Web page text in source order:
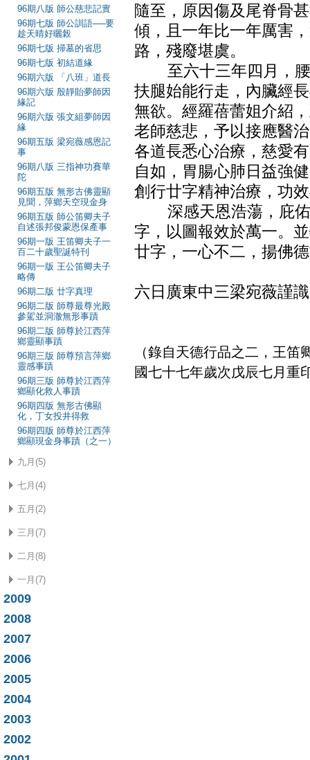
96期八版 師公慈悲記實
96期七版 師公訓語──要
趁天晴好曬榖
96期七版 掃墓的省思
96期七版 初結道緣
96期六版 「八班」道長
96期六版 殷靜貽夢師因
緣記
96期六版 張文組夢師因
緣
96期五版 梁宛薇感恩記
事
96期八版 三指神功賽華
陀
96期五版 無形古佛靈顯
見聞，萍鄉天空現金身
96期五版 師公笛卿夫子
自述張邦俊蒙恩保產事
96期一版 王笛卿夫子一
百二十歲聖誕特刊
96期一版 王公笛卿夫子
略傳
96期二版 廿字真理
96期二版 師尊最尊光殿
參駕並洞澈無形事蹟
96期二版 師尊於江西萍
鄉靈顯事蹟
96期三版 師尊預言萍鄉
靈感事蹟
96期三版 師尊於江西萍
鄉顯化救人事蹟
96期四版 無形古佛顯
化，丁女投井得救
96期四版 師尊於江西萍
鄉顯現金身事蹟（之一）
九月(5)
七月(4)
五月(2)
三月(7)
二月(8)
一月(7)
2009
2008
2007
2006
2005
2004
2003
2002
隨至，原因傷及尾脊骨
傾，且一年比一年厲害
路，殘廢堪虞。
至六十三年四月，腰
扶腿始能行走，內臟經
無欲。經羅蓓蕾姐介紹
老師慈悲，予以接應醫
各道長悉心治療，慈愛
自如，胃腸心肺日益強
創行廿字精神治療，功
深感天恩浩蕩，庇佑
字，以圖報效於萬一。
廿字，一心不二，揚佛
六日廣東中三梁宛薇謹識
（錄自天德行品之二，王笛
國七十七年歲次戊辰七月重